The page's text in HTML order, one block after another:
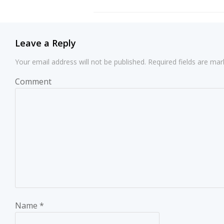
Leave a Reply
Your email address will not be published. Required fields are
Comment
Name *